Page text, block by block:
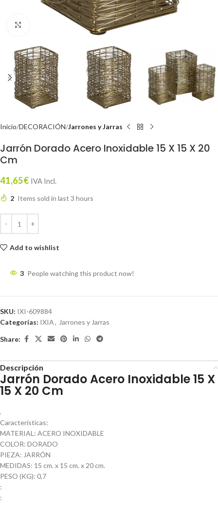
Click to enlarge
Inicio DECORACIÓN Jarrones y Jarras
Jarrón Dorado Acero Inoxidable 15 X 15 X 20
Cm
41,65€ IVA Incl.
2 Items sold in last 3 hours
Add to wishlist
3 People watching this product now!
SKU: IXI-609884
Categorías: IXIA, Jarrones y Jarras
Share:
Descripción
Jarrón Dorado Acero Inoxidable 15 X
15 X 20 Cm
.
Características:
MATERIAL: ACERO INOXIDABLE
COLOR: DORADO
PIEZA: JARRÓN
MEDIDAS: 15 cm. x 15 cm. x 20 cm.
PESO (KG): 0,7
:
: